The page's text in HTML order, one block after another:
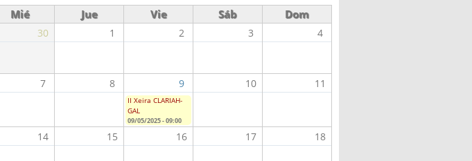
Mié Jue Vie Sáb Dom
30 1 2 3 4
7 8 9 10 11
II Xeira CLARIAH-
GAL
09/05/2025 - 09:00
14 15 16 17 18